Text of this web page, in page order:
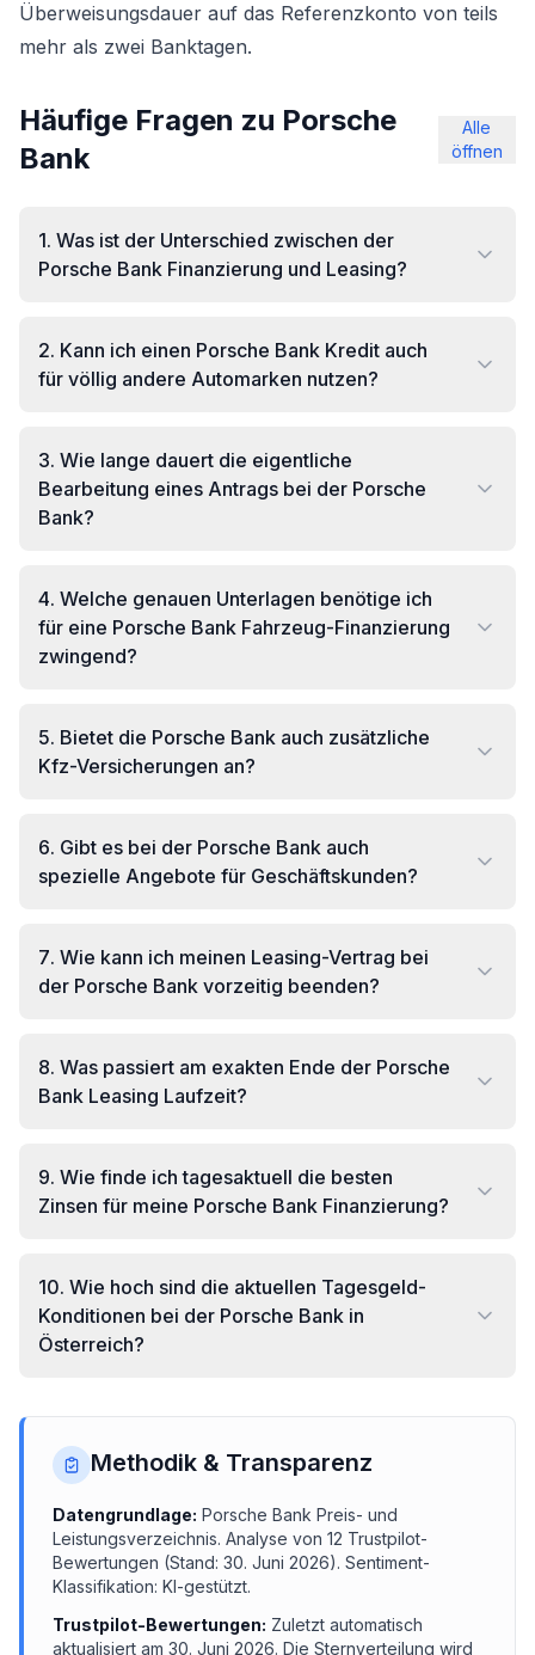
Überweisungsdauer auf das Referenzkonto von teils
mehr als zwei Banktagen.
Häufige Fragen zu Porsche
Bank
Alle
öffnen
1. Was ist der Unterschied zwischen der
Porsche Bank Finanzierung und Leasing?
2. Kann ich einen Porsche Bank Kredit auch
für völlig andere Automarken nutzen?
3. Wie lange dauert die eigentliche
Bearbeitung eines Antrags bei der Porsche
Bank?
4. Welche genauen Unterlagen benötige ich
für eine Porsche Bank Fahrzeug-Finanzierung
zwingend?
5. Bietet die Porsche Bank auch zusätzliche
Kfz-Versicherungen an?
6. Gibt es bei der Porsche Bank auch
spezielle Angebote für Geschäftskunden?
7. Wie kann ich meinen Leasing-Vertrag bei
der Porsche Bank vorzeitig beenden?
8. Was passiert am exakten Ende der Porsche
Bank Leasing Laufzeit?
9. Wie finde ich tagesaktuell die besten
Zinsen für meine Porsche Bank Finanzierung?
10. Wie hoch sind die aktuellen Tagesgeld-
Konditionen bei der Porsche Bank in
Österreich?
Methodik & Transparenz
Datengrundlage: Porsche Bank Preis- und
Leistungsverzeichnis. Analyse von 12 Trustpilot-
Bewertungen (Stand: 30. Juni 2026). Sentiment-
Klassifikation: KI-gestützt.
Trustpilot-Bewertungen: Zuletzt automatisch
aktualisiert am 30. Juni 2026. Die Sternverteilung wird